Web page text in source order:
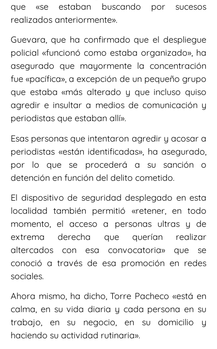
que «se estaban buscando por sucesos
realizados anteriormente».
Guevara, que ha confirmado que el despliegue
policial «funcionó como estaba organizado», ha
asegurado que mayormente la concentración
fue «pacífica», a excepción de un pequeño grupo
que estaba «más alterado y que incluso quiso
agredir e insultar a medios de comunicación y
periodistas que estaban allí».
Esas personas que intentaron agredir y acosar a
periodistas «están identificadas», ha asegurado,
por lo que se procederá a su sanción o
detención en función del delito cometido.
El dispositivo de seguridad desplegado en esta
localidad también permitió «retener, en todo
momento, el acceso a personas ultras y de
extrema derecha que querían realizar
altercados con esa convocatoria» que se
conoció a través de esa promoción en redes
sociales.
Ahora mismo, ha dicho, Torre Pacheco «está en
calma, en su vida diaria y cada persona en su
trabajo, en su negocio, en su domicilio y
haciendo su actividad rutinaria».